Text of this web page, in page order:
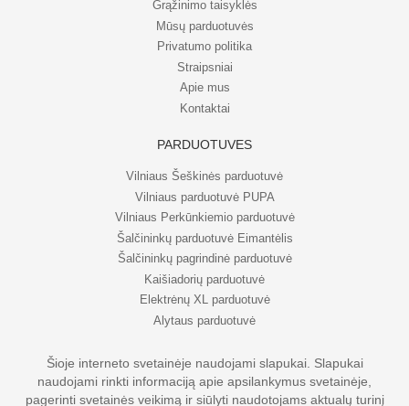
Grąžinimo taisyklės
Mūsų parduotuvės
Privatumo politika
Straipsniai
Apie mus
Kontaktai
PARDUOTUVĖS
Vilniaus Šeškinės parduotuvė
Vilniaus parduotuvė PUPA
Vilniaus Perkūnkiemio parduotuvė
Šalčininkų parduotuvė Eimantėlis
Šalčininkų pagrindinė parduotuvė
Kaišiadorių parduotuvė
Elektrėnų XL parduotuvė
Alytaus parduotuvė
© UAB Eripo 2026. Visos teisės saugomos
Šioje interneto svetainėje naudojami slapukai. Slapukai
naudojami rinkti informaciją apie apsilankymus svetainėje,
pagerinti svetainės veikimą ir siūlyti naudotojams aktualų turinį